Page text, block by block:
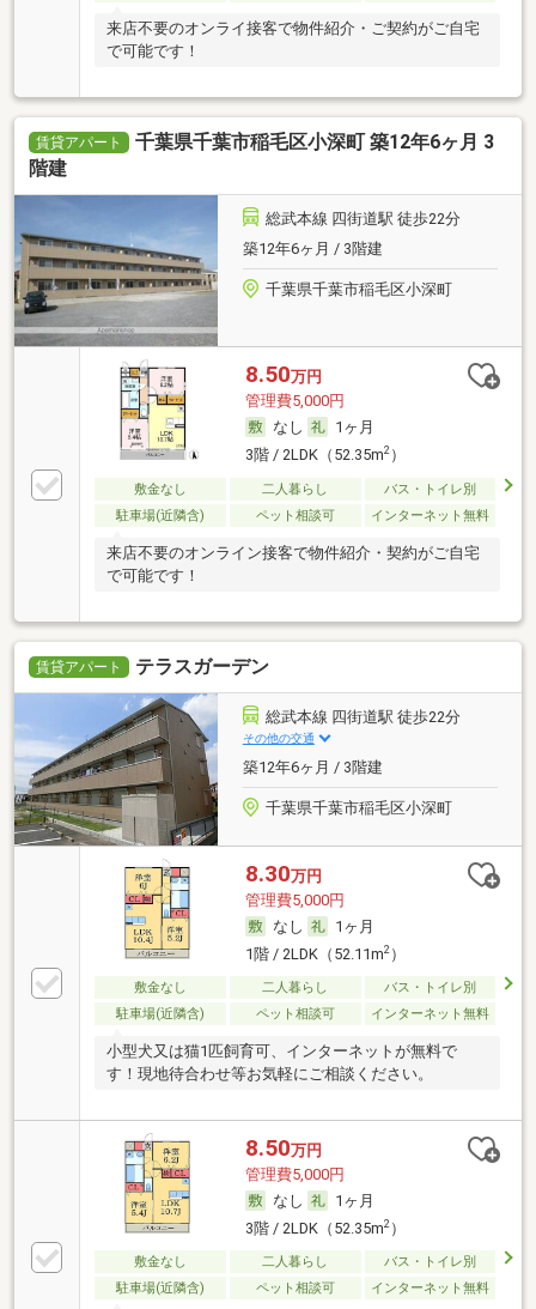
来店不要のオンライ接客で物件紹介・ご契約がご自宅
で可能です！
賃貸アパート
千葉県千葉市稲毛区小深町 築12年6ヶ月 3
階建
総武本線 四街道駅 徒歩22分
築12年6ヶ月 / 3階建
千葉県千葉市稲毛区小深町
8.50万円
管理費5,000円
なし
1ヶ月
3階 / 2LDK（52.35m2）
敷金なし 二人暮らし
バス・トイレ別
駐車場(近隣含)
ペット相談可 インターネット無料
来店不要のオンライン接客で物件紹介・契約がご自宅
で可能です！
賃貸アパート テラスガーデン
総武本線 四街道駅 徒歩22分
その他の交通
築12年6ヶ月 / 3階建
千葉県千葉市稲毛区小深町
8.30万円
管理費5,000円
なし
1ヶ月
1階 / 2LDK（52.11m2）
敷金なし 二人暮らし
バス・トイレ別
駐車場(近隣含)
ペット相談可 インターネット無料
小型犬又は猫1匹飼育可、インターネットが無料で
す！現地待合わせ等お気軽にご相談ください。
8.50万円
管理費5,000円
なし
1ヶ月
3階 / 2LDK（52.35m2）
敷金なし 二人暮らし
バス・トイレ別
駐車場(近隣含)
ペット相談可 インターネット無料